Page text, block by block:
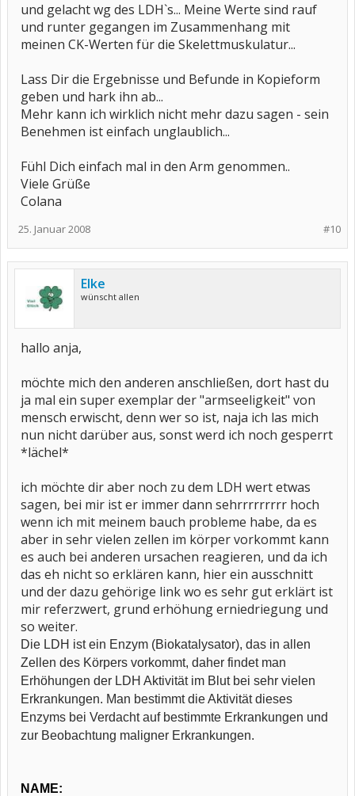
und gelacht wg des LDH`s... Meine Werte sind rauf
und runter gegangen im Zusammenhang mit
meinen CK-Werten für die Skelettmuskulatur...
Lass Dir die Ergebnisse und Befunde in Kopieform
geben und hark ihn ab...
Mehr kann ich wirklich nicht mehr dazu sagen - sein
Benehmen ist einfach unglaublich...
Fühl Dich einfach mal in den Arm genommen..
Viele Grüße
Colana
#10
25. Januar 2008
Elke
wünscht allen
hallo anja,
möchte mich den anderen anschließen, dort hast du
ja mal ein super exemplar der "armseeligkeit" von
mensch erwischt, denn wer so ist, naja ich las mich
nun nicht darüber aus, sonst werd ich noch gesperrt
*lächel*
ich möchte dir aber noch zu dem LDH wert etwas
sagen, bei mir ist er immer dann sehrrrrrrrrr hoch
wenn ich mit meinem bauch probleme habe, da es
aber in sehr vielen zellen im körper vorkommt kann
es auch bei anderen ursachen reagieren, und da ich
das eh nicht so erklären kann, hier ein ausschnitt
und der dazu gehörige link wo es sehr gut erklärt ist
mir referzwert, grund erhöhung erniedriegung und
so weiter.
Die LDH ist ein Enzym (Biokatalysator), das in allen
Zellen des Körpers vorkommt, daher findet man
Erhöhungen der LDH Aktivität im Blut bei sehr vielen
Erkrankungen. Man bestimmt die Aktivität dieses
Enzyms bei Verdacht auf bestimmte Erkrankungen und
zur Beobachtung maligner Erkrankungen.
NAME: